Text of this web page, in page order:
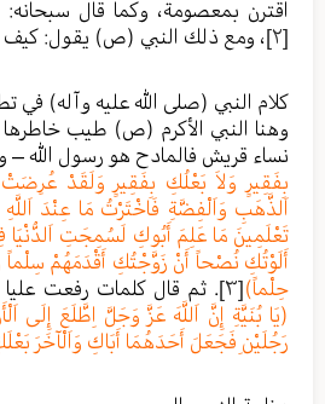
اقترن بمعصومة، وكما قال سبحانه:
[٢]
، ومع ذلك النبي (ص) يقول:
كلام النبي (صلى الله عليه وآله) في
وهنا النبي الأكرم (ص) طيب
نساء قريش فالمادح هو رسول الله –
بِفَقِيرٍ وَلاَ بَعْلُكِ بِفَقِيرٍ وَلَقَدْ
اَلذَّهَبِ وَاَلْفِضَّةِ فَاخْتَرْتُ مَا عِنْدَ اَللَّهِ
تَعْلَمِينَ مَا عَلِمَ أَبُوكِ لَسُمِجَتِ اَلدُّنْيَا
أَلَوْتُكِ نُصْحاً أَنْ زَوَّجْتُكِ أَقْدَمَهُمْ سِلْماً
حِلْماً)[٣]
. ثم قال كلمات رفعت
(يَا بُنَيَّةِ إِنَّ اَللَّهَ عَزَّ وَجَلَّ اِطَّلَعَ إِلَى
رَجُلَيْنِ فَجَعَلَ أَحَدَهُمَا أَبَاكِ وَاَلْآخَرَ